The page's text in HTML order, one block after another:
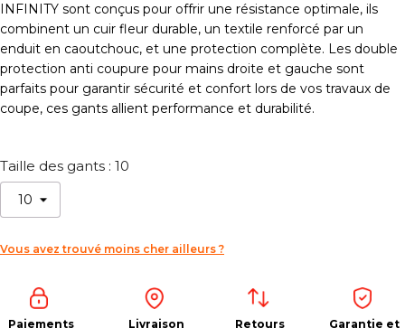
INFINITY sont conçus pour offrir une résistance optimale, ils
combinent un cuir fleur durable, un textile renforcé par un
enduit en caoutchouc, et une protection complète. Les double
protection anti coupure pour mains droite et gauche sont
parfaits pour garantir sécurité et confort lors de vos travaux de
coupe, ces gants allient performance et durabilité.
Taille des gants : 10
Vous avez trouvé moins cher ailleurs ?
Paiements
Livraison
Retours
Garantie et